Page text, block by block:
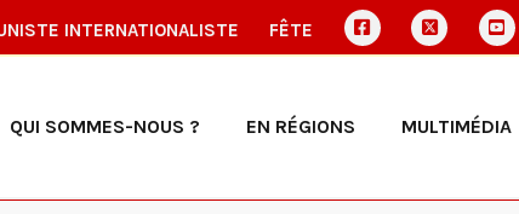
INTERNATIONALISTE FÊTE
QUI SOMMES-NOUS ? EN RÉGIONS MULTIMÉDIA